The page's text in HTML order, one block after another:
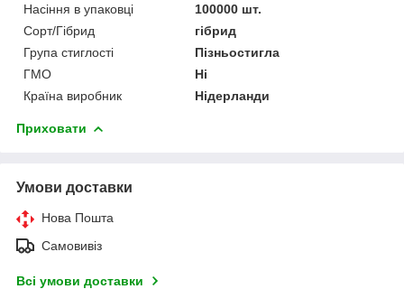
Насіння в упаковці
100000 шт.
Сорт/Гібрид
гібрид
Група стиглості
Пізньостигла
ГМО
Ні
Країна виробник
Нідерланди
Приховати
Умови доставки
Нова Пошта
Самовивіз
Всі умови доставки